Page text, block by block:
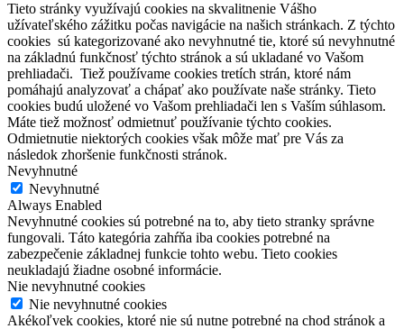
Tieto stránky využívajú cookies na skvalitnenie Vášho
užívateľského zážitku počas navigácie na našich stránkach. Z týchto
cookies sú kategorizované ako nevyhnutné tie, ktoré sú nevyhnutné
na základnú funkčnosť týchto stránok a sú ukladané vo Vašom
prehliadači. Tiež používame cookies tretích strán, ktoré nám
pomáhajú analyzovať a chápať ako používate naše stránky. Tieto
cookies budú uložené vo Vašom prehliadači len s Vaším súhlasom.
Máte tiež možnosť odmietnuť používanie týchto cookies.
Odmietnutie niektorých cookies však môže mať pre Vás za
následok zhoršenie funkčnosti stránok.
Nevyhnutné
Nevyhnutné
Always Enabled
Nevyhnutné cookies sú potrebné na to, aby tieto stranky správne
fungovali. Táto kategória zahŕňa iba cookies potrebné na
zabezpečenie základnej funkcie tohto webu. Tieto cookies
neukladajú žiadne osobné informácie.
Nie nevyhnutné cookies
Nie nevyhnutné cookies
Akékoľvek cookies, ktoré nie sú nutne potrebné na chod stránok a